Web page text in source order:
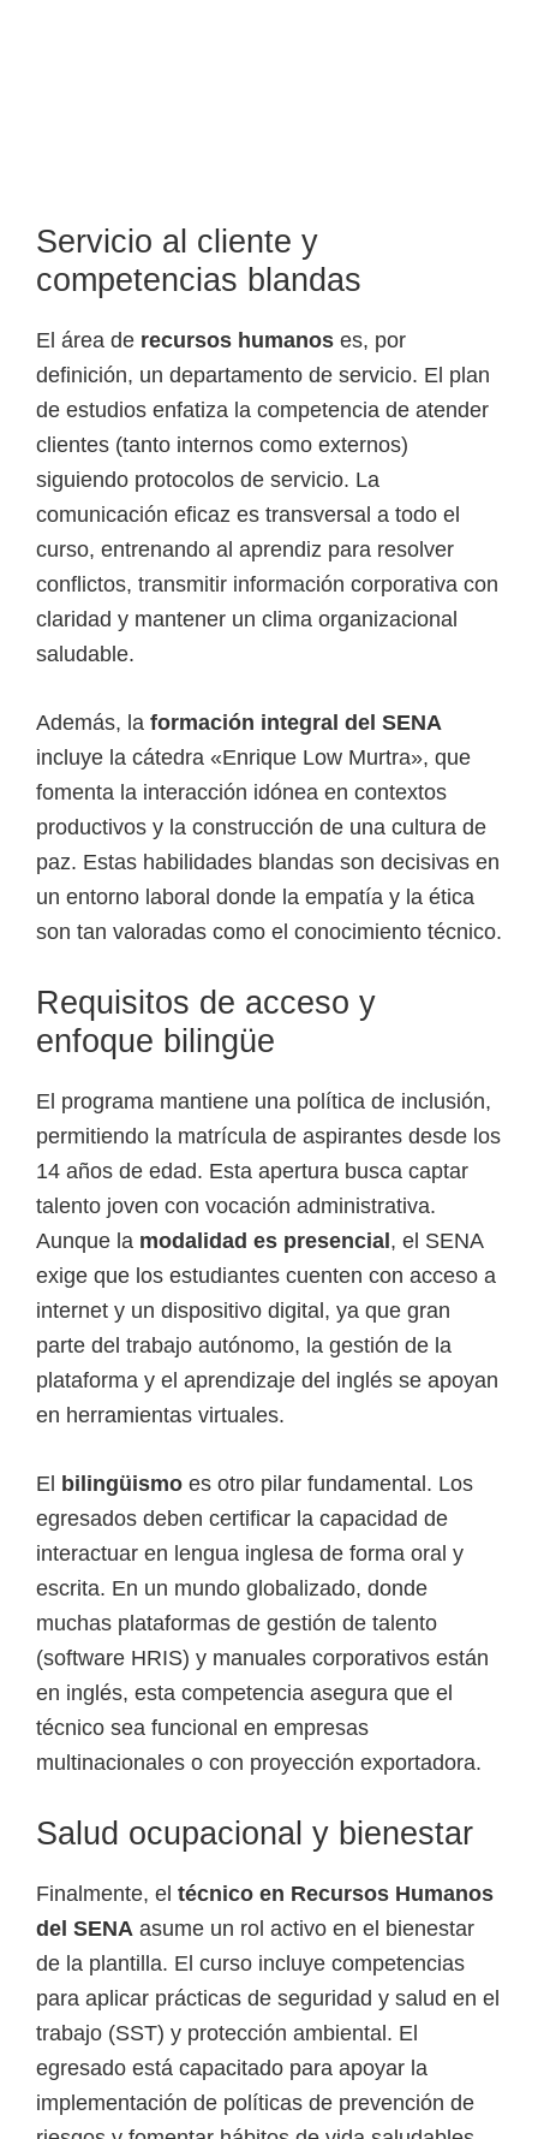
Servicio al cliente y
competencias blandas
El área de recursos humanos es, por
definición, un departamento de servicio. El plan
de estudios enfatiza la competencia de atender
clientes (tanto internos como externos)
siguiendo protocolos de servicio. La
comunicación eficaz es transversal a todo el
curso, entrenando al aprendiz para resolver
conflictos, transmitir información corporativa con
claridad y mantener un clima organizacional
saludable.
Además, la formación integral del SENA
incluye la cátedra «Enrique Low Murtra», que
fomenta la interacción idónea en contextos
productivos y la construcción de una cultura de
paz. Estas habilidades blandas son decisivas en
un entorno laboral donde la empatía y la ética
son tan valoradas como el conocimiento técnico.
Requisitos de acceso y
enfoque bilingüe
El programa mantiene una política de inclusión,
permitiendo la matrícula de aspirantes desde los
14 años de edad. Esta apertura busca captar
talento joven con vocación administrativa.
Aunque la modalidad es presencial, el SENA
exige que los estudiantes cuenten con acceso a
internet y un dispositivo digital, ya que gran
parte del trabajo autónomo, la gestión de la
plataforma y el aprendizaje del inglés se apoyan
en herramientas virtuales.
El bilingüismo es otro pilar fundamental. Los
egresados deben certificar la capacidad de
interactuar en lengua inglesa de forma oral y
escrita. En un mundo globalizado, donde
muchas plataformas de gestión de talento
(software HRIS) y manuales corporativos están
en inglés, esta competencia asegura que el
técnico sea funcional en empresas
multinacionales o con proyección exportadora.
Salud ocupacional y bienestar
Finalmente, el técnico en Recursos Humanos
del SENA asume un rol activo en el bienestar
de la plantilla. El curso incluye competencias
para aplicar prácticas de seguridad y salud en el
trabajo (SST) y protección ambiental. El
egresado está capacitado para apoyar la
implementación de políticas de prevención de